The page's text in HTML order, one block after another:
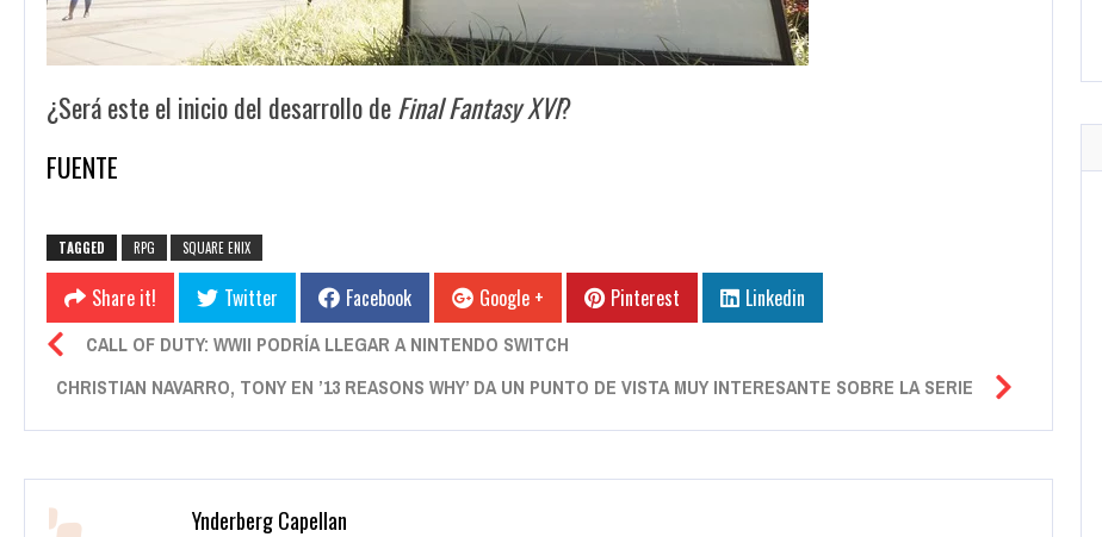
¿Será este el inicio del desarrollo deFinal Fantasy XVI?
FUENTE
TAGGED RPG SQUARE ENIX
Share it! Twitter Facebook Google + Pinterest Linkedin
CALL OF DUTY: WWII PODRÍA LLEGAR A NINTENDO SWITCH
CHRISTIAN NAVARRO, TONY EN ’13 REASONS WHY’ DA UN PUNTO DE VISTA MUY INTERESANTE SOBRE LA SERIE
Ynderberg Capellan